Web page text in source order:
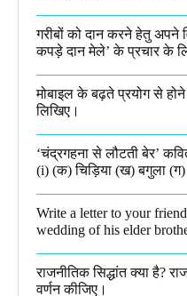
गरीबों को दान करने हेतु अपने
कपड़े दान मेले’ के प्रचार के
मोबाइल के बढ़ते प्रयोग से होने
लिखिए।
‘चंद्रगहना से लौटती बेर’
(i) (क) चिड़िया (ख) बगुला
Write a letter to your
wedding of his elder
राजनीतिक सिद्धांत क्या है?
वर्णन कीजिए।